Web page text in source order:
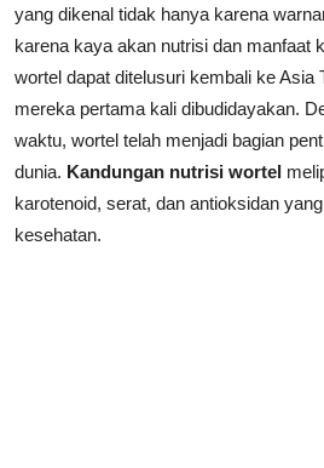
yang dikenal tidak hanya karena
karena kaya akan nutrisi dan manfaat
wortel dapat ditelusuri kembali ke Asia
mereka pertama kali dibudidayakan.
waktu, wortel telah menjadi bagian
dunia. Kandungan nutrisi wortel
karotenoid, serat, dan antioksidan
kesehatan.